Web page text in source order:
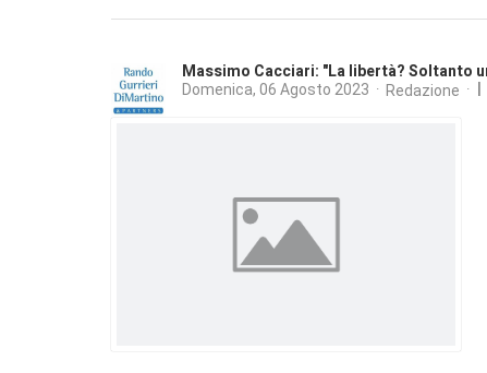
Massimo Cacciari: "La libertà? Soltanto
Domenica, 06 Agosto 2023 Redazione